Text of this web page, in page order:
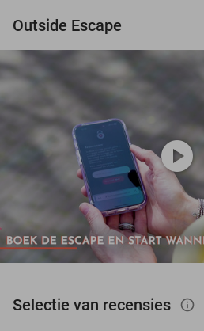
Outside Escape
play_circle
Selectie van recensies info_outlined